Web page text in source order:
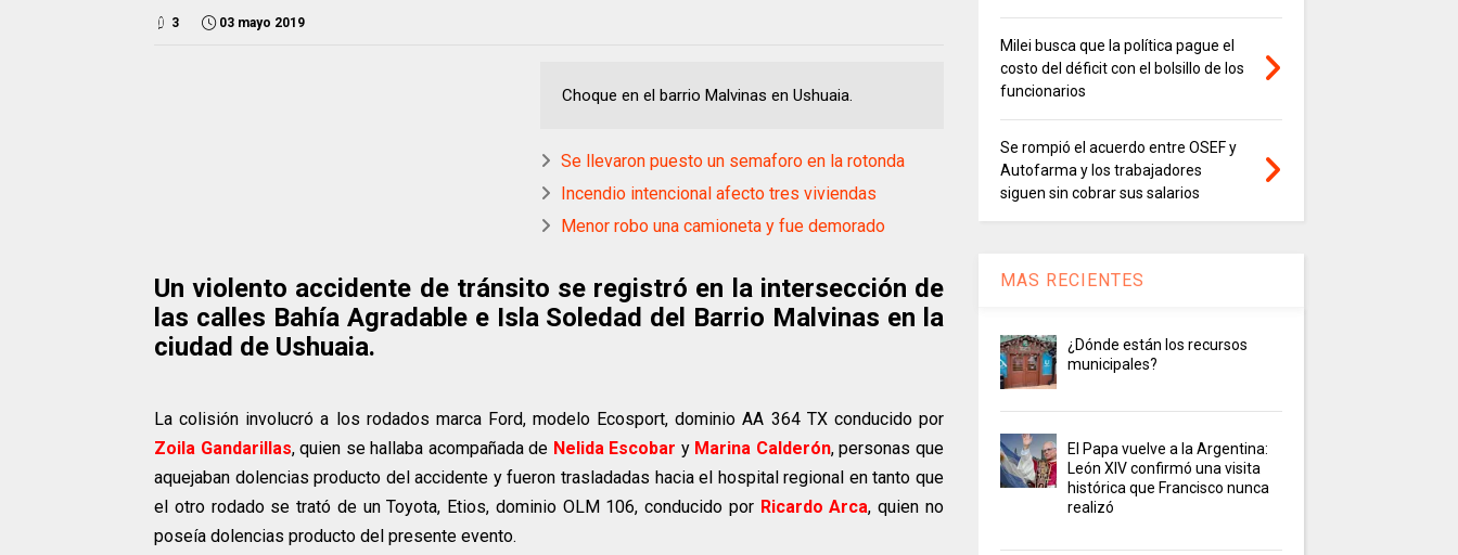
3 03 mayo 2019
Choque en el barrio Malvinas en Ushuaia.
Se llevaron puesto un semaforo en la rotonda
Incendio intencional afecto tres viviendas
Menor robo una camioneta y fue demorado
Un violento accidente de tránsito se registró en la intersección de
las calles Bahía Agradable e Isla Soledad del Barrio Malvinas en la
ciudad de Ushuaia.
La colisión involucró a los rodados marca Ford, modelo Ecosport, dominio AA 364 TX conducido por
Zoila Gandarillas, quien se hallaba acompañada de Nelida Escobar y Marina Calderón, personas que
aquejaban dolencias producto del accidente y fueron trasladadas hacia el hospital regional en tanto que
el otro rodado se trató de un Toyota, Etios, dominio OLM 106, conducido por Ricardo Arca, quien no
poseía dolencias producto del presente evento.
Milei busca que la política pague el
costo del déficit con el bolsillo de los
funcionarios
Se rompió el acuerdo entre OSEF y
Autofarma y los trabajadores
siguen sin cobrar sus salarios
MAS RECIENTES
¿Dónde están los recursos
municipales?
El Papa vuelve a la Argentina:
León XIV confirmó una visita
histórica que Francisco nunca
realizó